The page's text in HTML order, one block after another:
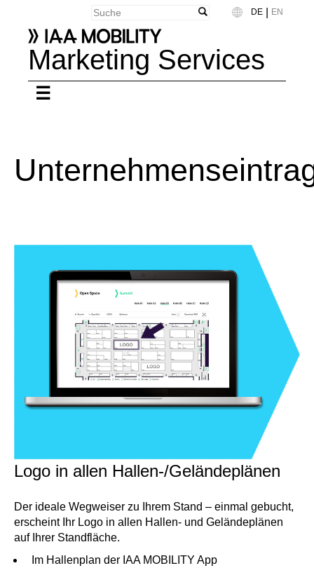
DE EN
Marketing Services
Logo in allen Hallen-/Geländeplänen
Der ideale Wegweiser zu Ihrem Stand – einmal gebucht,
erscheint Ihr Logo in allen Hallen- und Geländeplänen
auf Ihrer Standfläche.
Im Hallenplan der IAA MOBILITY App